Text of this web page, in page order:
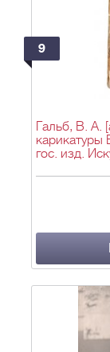
9
Гальб, В. А.
гос. изд.